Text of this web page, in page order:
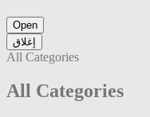
Open
إغلاق
All Categories
All Categories